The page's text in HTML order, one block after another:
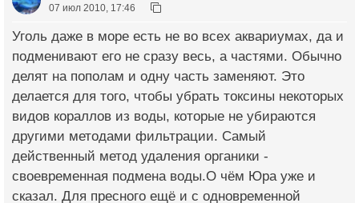
07 июл 2010, 17:46
Уголь даже в море есть не во всех аквариумах, да и
подменивают его не сразу весь, а частями. Обычно
делят на пополам и одну часть заменяют. Это
делается для того, чтобы убрать токсины некоторых
видов кораллов из воды, которые не убираются
другими методами фильтрации. Самый
действенный метод удаления органики -
своевременная подмена воды.О чём Юра уже и
сказал. Для пресного ещё и с одновременной